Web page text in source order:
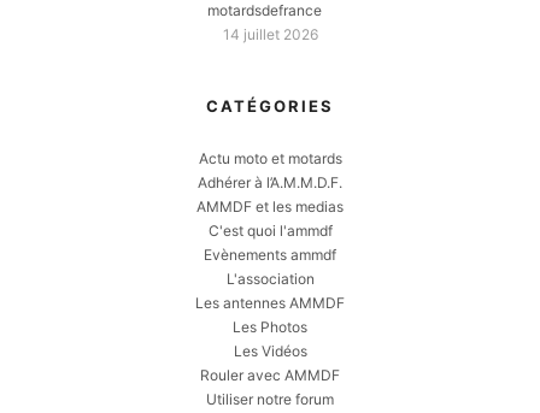
motardsdefrance
14 juillet 2026
CATÉGORIES
Actu moto et motards
Adhérer à l’A.M.M.D.F.
AMMDF et les medias
C'est quoi l'ammdf
Evènements ammdf
L'association
Les antennes AMMDF
Les Photos
Les Vidéos
Rouler avec AMMDF
Utiliser notre forum